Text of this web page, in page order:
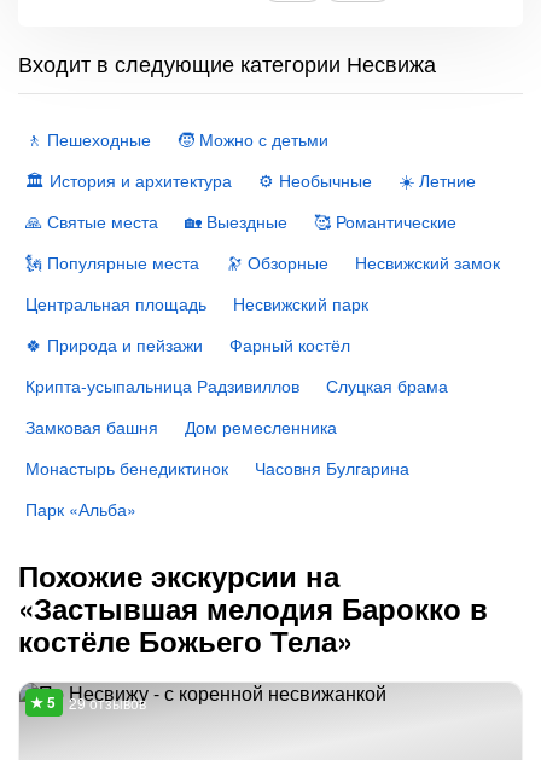
Входит в следующие категории Несвижа
🚶 Пешеходные
🧒 Можно с детьми
🏛 История и архитектура
⚙️ Необычные
☀️ Летние
🙏 Святые места
🏡 Выездные
🥰 Романтические
🗽 Популярные места
🔭 Обзорные
Несвижский замок
Центральная площадь
Несвижский парк
🍀 Природа и пейзажи
Фарный костёл
Крипта-усыпальница Радзивиллов
Слуцкая брама
Замковая башня
Дом ремесленника
Монастырь бенедиктинок
Часовня Булгарина
Парк «Альба»
Похожие экскурсии на
«Застывшая мелодия Барокко в
костёле Божьего Тела»
29 отзывов